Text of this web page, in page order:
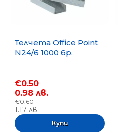
Телчета Office Point
N24/6 1000 бр.
€0.50
0.98 лв.
€0.60
1.17 лв.